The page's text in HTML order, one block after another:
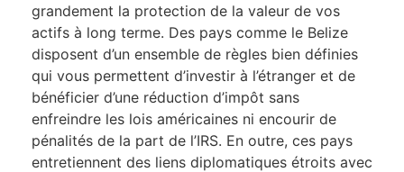
grandement la protection de la valeur de vos
actifs à long terme. Des pays comme le Belize
disposent d’un ensemble de règles bien définies
qui vous permettent d’investir à l’étranger et de
bénéficier d’une réduction d’impôt sans
enfreindre les lois américaines ni encourir de
pénalités de la part de l’IRS. En outre, ces pays
entretiennent des liens diplomatiques étroits avec